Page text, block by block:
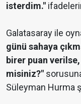
isterdim."
Galatasaray ile
günü sahaya
birer puan
misiniz?"
Süleyman Hurma